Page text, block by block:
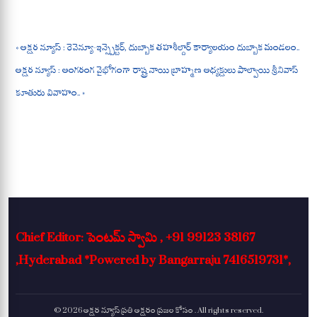
pp m
« అక్షర న్యూస్ : రెవెన్యూ-ఇన్స్పెక్టర్, దుబ్బాక తహశీల్దార్ కార్యాలయం దుబ్బాక మండలం..
అక్షర న్యూస్ : అంగరంగ వైభోగంగా రాష్ట్ర నాయి బ్రాహ్మణ అధ్యక్షులు పాల్వాయి శ్రీనివాస్
కూతురు వివాహం.. »
Chief Editor: పెంటమ్ స్వామి , +91 99123 38167
,Hyderabad *Powered by Bangarraju 7416519731*,
© 2026 అక్షర న్యూస్ ప్రతి అక్షరం ప్రజల కోసం . All rights reserved.